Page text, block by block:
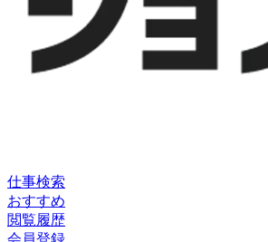
仕事検索
おすすめ
閲覧履歴
会員登録